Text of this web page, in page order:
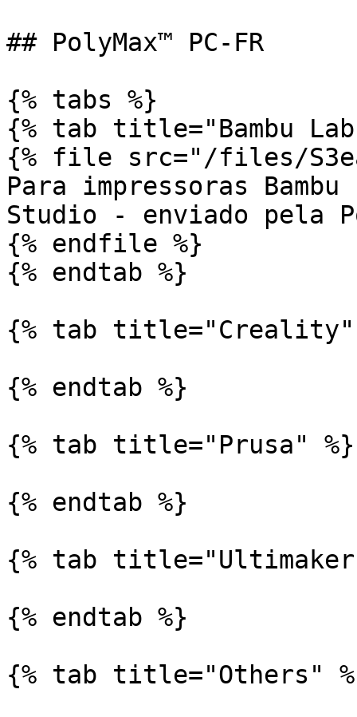
## PolyMax™ PC-FR
{% tabs %}
{% tab title="Bambu
{% file src="/files/
Para impressoras Bambu
Studio - enviado pela
{% endfile %}
{% endtab %}
{% tab title="Creality"
{% endtab %}
{% tab title="Prusa" %}
{% endtab %}
{% tab
{% endtab %}
{% tab title="Others"